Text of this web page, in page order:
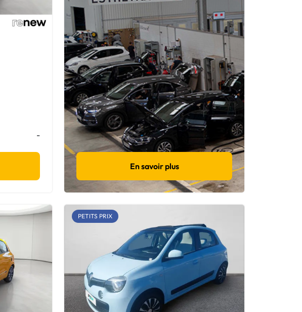
-
En savoir plus
PETITS PRIX